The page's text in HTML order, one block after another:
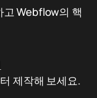
고 Webflow의 핵
제작해 보세요.